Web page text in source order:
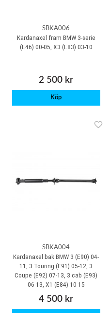
SBKA006
Kardanaxel fram BMW 3-serie
(E46) 00-05, X3 (E83) 03-10
2 500 kr
Köp
SBKA004
Kardanaxel bak BMW 3 (E90) 04-
11, 3 Touring (E91) 05-12, 3
Coupe (E92) 07-13, 3 cab (E93)
06-13, X1 (E84) 10-15
4 500 kr